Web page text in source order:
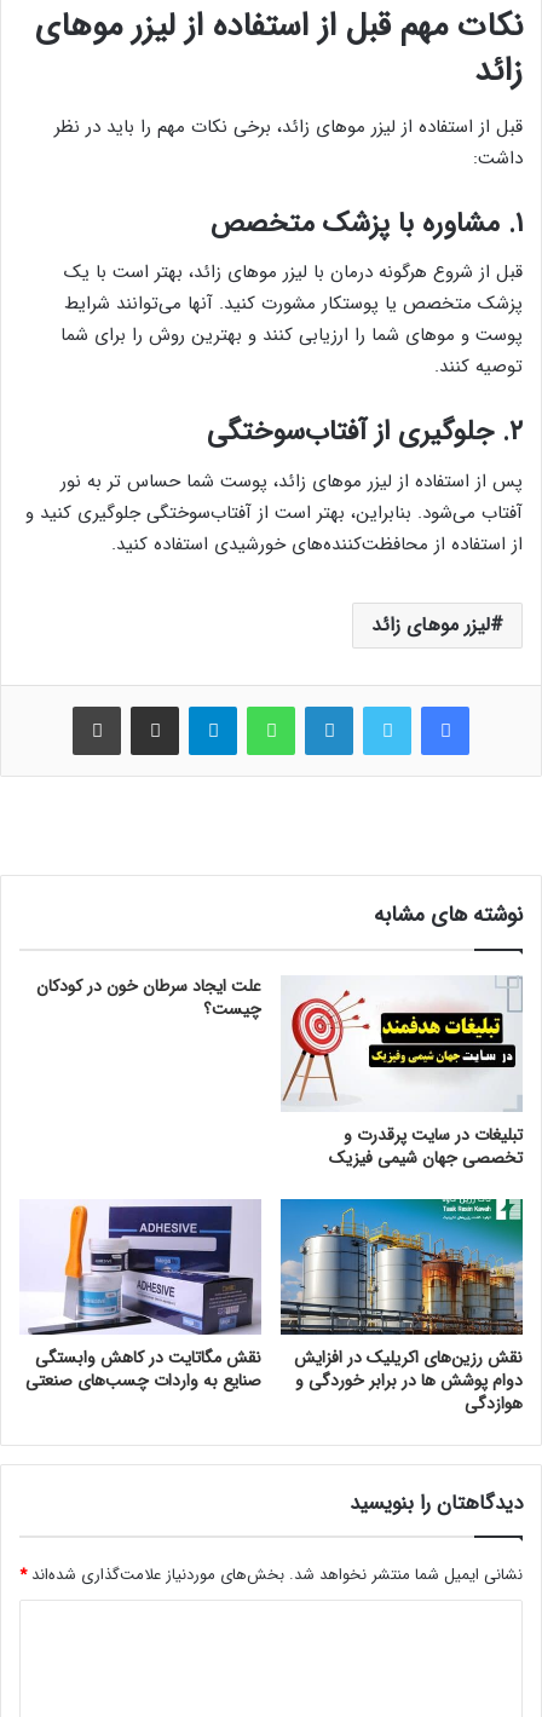
نکات مهم قبل از استفاده از لیزر موهای
زائد
قبل از استفاده از لیزر موهای زائد، برخی نکات مهم را باید در نظر
داشت:
۱. مشاوره با پزشک متخصص
قبل از شروع هرگونه درمان با لیزر موهای زائد، بهتر است با یک
پزشک متخصص یا پوستکار مشورت کنید. آنها می‌توانند شرایط
پوست و موهای شما را ارزیابی کنند و بهترین روش را برای شما
توصیه کنند.
۲. جلوگیری از آفتاب‌سوختگی
پس از استفاده از لیزر موهای زائد، پوست شما حساس تر به نور
آفتاب می‌شود. بنابراین، بهتر است از آفتاب‌سوختگی جلوگیری کنید و
از استفاده از محافظت‌کننده‌های خورشیدی استفاده کنید.
لیزر موهای زائد
فیس بوک لینکدین واتس آپ اشتراک گذاری از طریق ایمیل
نوشته های مشابه
تبلیغات در سایت پرقدرت و
تخصصی جهان شیمی فیزیک
علت ایجاد سرطان خون در کودکان
چیست؟
نقش رزین‌های اکریلیک در افزایش
دوام پوشش‌ ها در برابر خوردگی و
هوازدگی
نقش مگاتایت در کاهش وابستگی
صنایع به واردات چسب‌های صنعتی
دیدگاهتان را بنویسید
نشانی ایمیل شما منتشر نخواهد شد. بخش‌های موردنیاز علامت‌گذاری شده‌اند*